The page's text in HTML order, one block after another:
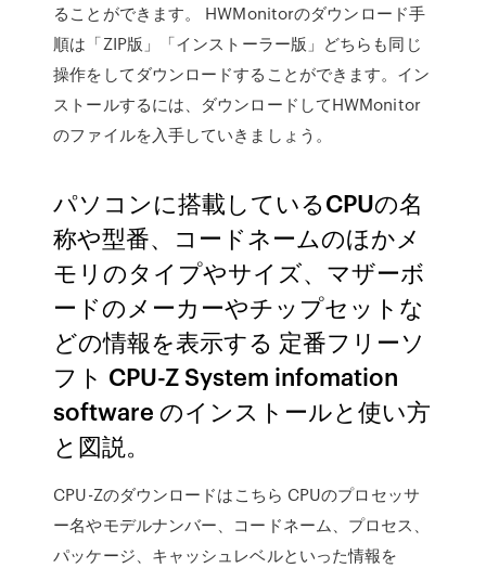
ることができます。 HWMonitorのダウンロード手
順は「ZIP版」「インストーラー版」どちらも同じ
操作をしてダウンロードすることができます。イン
ストールするには、ダウンロードしてHWMonitor
のファイルを入手していきましょう。
パソコンに搭載しているCPUの名
称や型番、コードネームのほかメ
モリのタイプやサイズ、マザーボ
ードのメーカーやチップセットな
どの情報を表示する 定番フリーソ
フト CPU-Z System infomation
software のインストールと使い方
と図説。
CPU-Zのダウンロードはこちら CPUのプロセッサ
ー名やモデルナンバー、コードネーム、プロセス、
パッケージ、キャッシュレベルといった情報を